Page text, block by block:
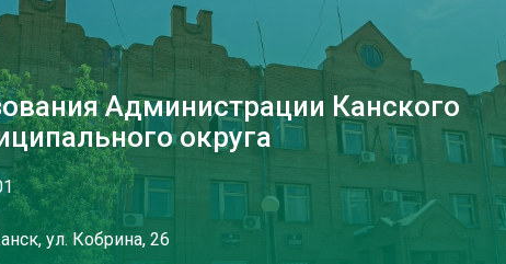
Администрации Канского
округа
ул. Кобрина, 26